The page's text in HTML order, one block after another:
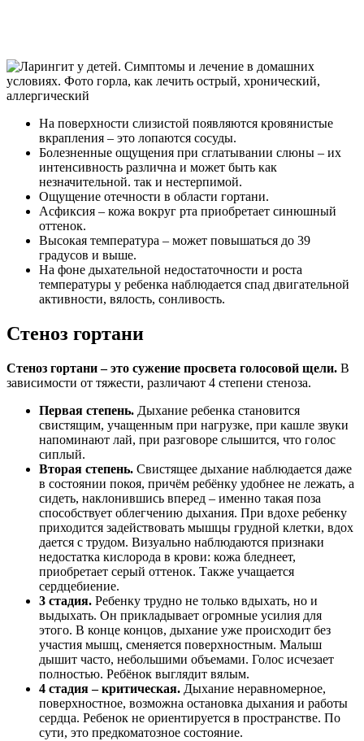
На поверхности слизистой появляются кровянистые
вкрапления – это лопаются сосуды.
Болезненные ощущения при сглатывании слюны – их
интенсивность различна и может быть как
незначительной. так и нестерпимой.
Ощущение отечности в области гортани.
Асфиксия – кожа вокруг рта приобретает синюшный
оттенок.
Высокая температура – может повышаться до 39
градусов и выше.
На фоне дыхательной недостаточности и роста
температуры у ребенка наблюдается спад двигательной
активности, вялость, сонливость.
Стеноз гортани
Стеноз гортани – это сужение просвета голосовой щели. В
зависимости от тяжести, различают 4 степени стеноза.
Первая степень. Дыхание ребенка становится
свистящим, учащенным при нагрузке, при кашле звуки
напоминают лай, при разговоре слышится, что голос
сиплый.
Вторая степень. Свистящее дыхание наблюдается даже
в состоянии покоя, причём ребёнку удобнее не лежать, а
сидеть, наклонившись вперед – именно такая поза
способствует облегчению дыхания. При вдохе ребенку
приходится задействовать мышцы грудной клетки, вдох
дается с трудом. Визуально наблюдаются признаки
недостатка кислорода в крови: кожа бледнеет,
приобретает серый оттенок. Также учащается
сердцебиение.
3 стадия. Ребенку трудно не только вдыхать, но и
выдыхать. Он прикладывает огромные усилия для
этого. В конце концов, дыхание уже происходит без
участия мышц, сменяется поверхностным. Малыш
дышит часто, небольшими объемами. Голос исчезает
полностью. Ребёнок выглядит вялым.
4 стадия – критическая. Дыхание неравномерное,
поверхностное, возможна остановка дыхания и работы
сердца. Ребенок не ориентируется в пространстве. По
сути, это предкоматозное состояние.